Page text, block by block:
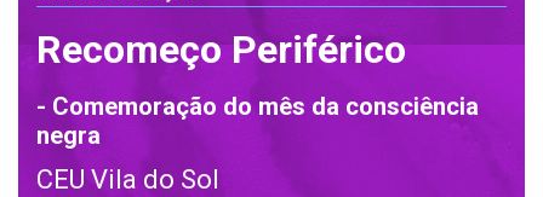
Recomeço Periférico
- Comemoração do mês da consciência
negra
CEU Vila do Sol